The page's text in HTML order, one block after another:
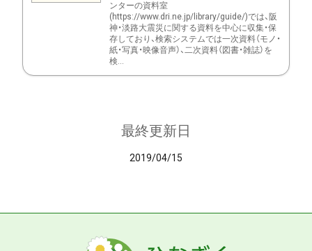
ンターの資料室
(https://www.dri.ne.jp/library/guide/)では、阪
神・淡路大震災に関する資料を中心に収集・保
存しており、検索システムでは一次資料（モノ・
紙・写真・映像音声）、二次資料（図書・雑誌）を
検...
最終更新日
2019/04/15